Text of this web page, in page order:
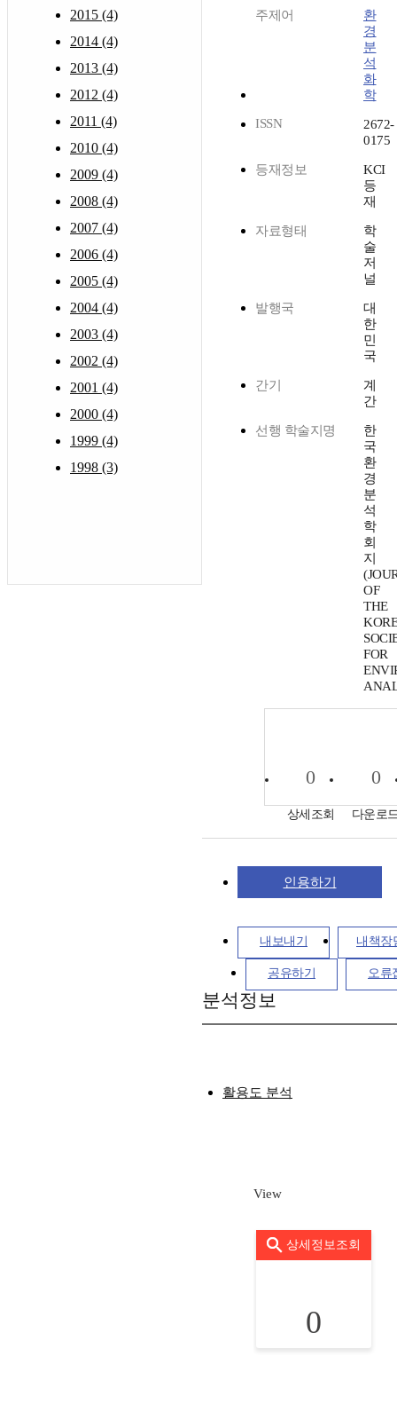
2015 (4)
2014 (4)
2013 (4)
2012 (4)
2011 (4)
2010 (4)
2009 (4)
2008 (4)
2007 (4)
2006 (4)
2005 (4)
2004 (4)
2003 (4)
2002 (4)
2001 (4)
2000 (4)
1999 (4)
1998 (3)
주제어
환
경
분
석
화
학
ISSN
2672-
0175
등재정보
KCI
등
재
자료형태
학
술
저
널
발행국
대
한
민
국
간기
계
간
선행 학술지명
한
국
환
경
분
석
학
회
지
OF
THE
FOR
0
상세조회
0
다운로
인용하기
내보내기 내책장
공유하기 오류
분석정보
활용도 분석
View
상세정보조회
0